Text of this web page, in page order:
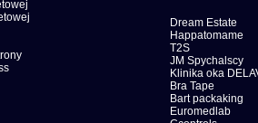
Dream Estate
Happatomame
T2S
JM Spychalscy
Klinika oka
Bra Tape
Bart packaking
Euromedlab